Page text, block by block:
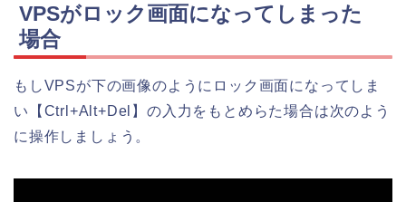
VPSがロック画面になってしまった
場合
もしVPSが下の画像のようにロック画面になってしま
い【Ctrl+Alt+Del】の入力をもとめらた場合は次のよう
に操作しましょう。